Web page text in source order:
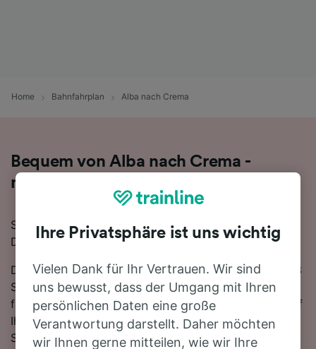
Home Bahnfahrplan Alba nach Crema
Bequem von Alba nach Crema -
nehmen Sie den Zug!
Sie wollen mit dem Zug von Alba nach Crema reisen?
Dann sind Sie bei uns genau richtig!
Die Fahrtzeit beträgt mit der schnellsten Verbindung 3
Stunden 34 Minuten. Auf der 150 km langen Strecke
fahren für gewöhnlich 12 Züge am Tag. Sie müssen auf
Ihrer Fahrt nach Crema 2 umsteigen. Züge auf dieser
Strecke werden für gewöhnlich von Trenitalia oder
Ihre Privatsphäre ist uns wichtig
Vielen Dank für Ihr Vertrauen. Wir sind
uns bewusst, dass der Umgang mit Ihren
persönlichen Daten eine große
Verantwortung darstellt. Daher möchten
wir Ihnen gerne mitteilen, wie wir Ihre